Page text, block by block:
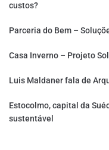
custos?
Parceria do Bem –
Casa Inverno – Projeto
Luis Maldaner fala de
Estocolmo, capital da
sustentável